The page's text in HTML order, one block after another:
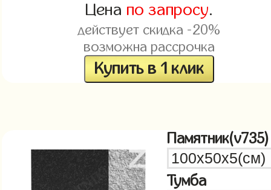
Цена по запросу.
действует скидка -20%
возможна рассрочка
Купить в 1 клик
Памятник(v735)
Тумба